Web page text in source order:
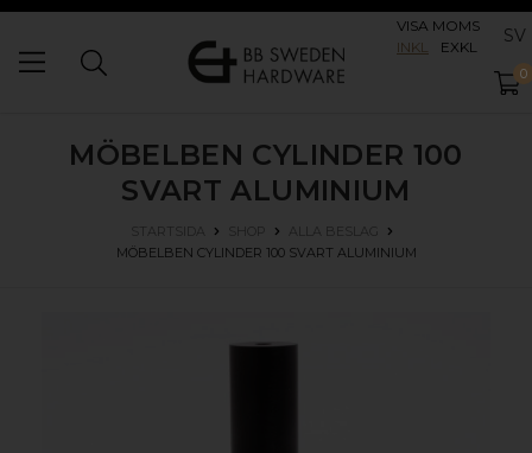
VISA MOMS
INKL
EXKL SV
0
MÖBELBEN CYLINDER 100
SVART ALUMINIUM
STARTSIDA SHOP
ALLA BESLAG
MÖBELBEN CYLINDER 100 SVART ALUMINIUM